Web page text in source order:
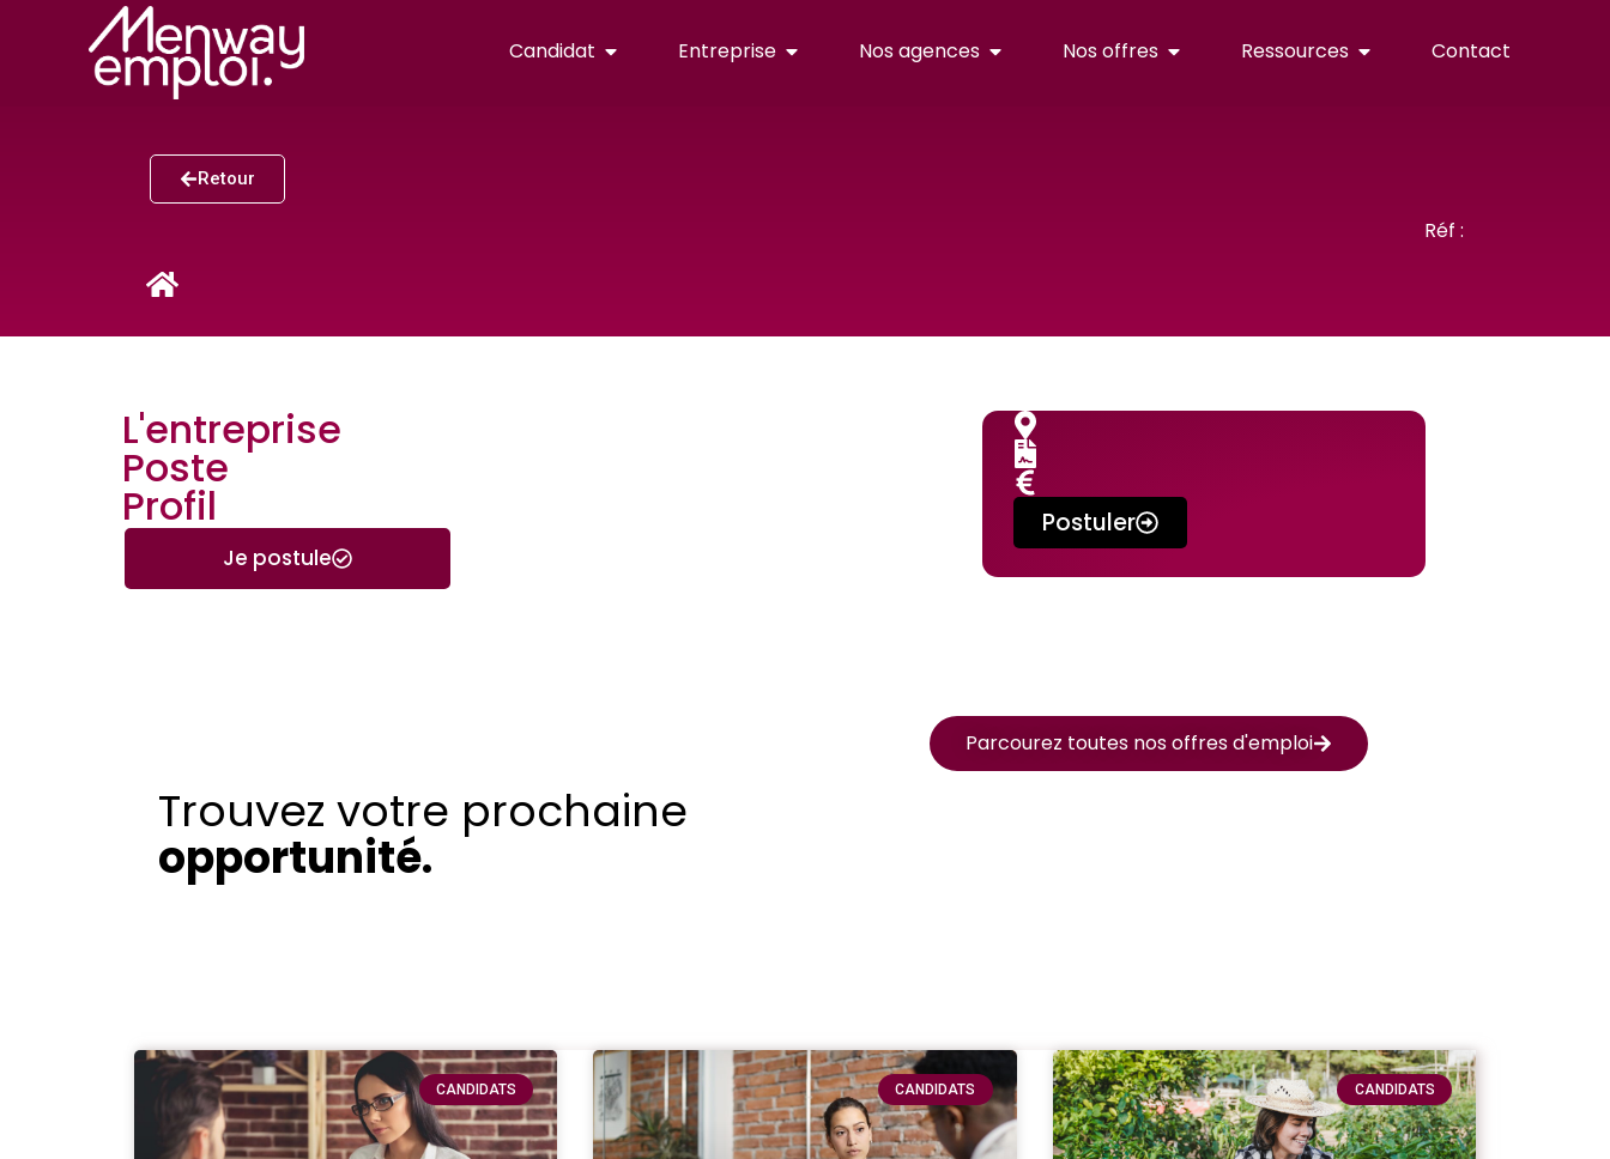
Candidat Entreprise Nos agences Nos offres Ressources Contact
Retour
Réf :
L'entreprise
Poste
Profil
Je postule
Postuler
CANDIDATS CANDIDATS CANDIDATS
Trouvez votre prochaine
opportunité.
Parcourez toutes nos offres d'emploi